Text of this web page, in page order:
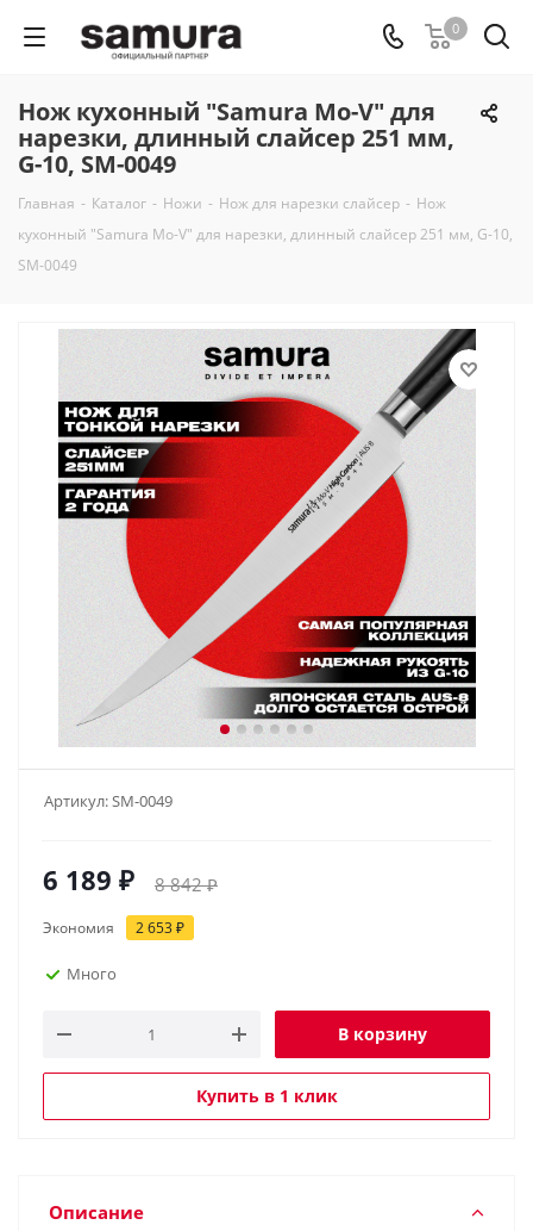
0
Нож кухонный "Samura Mo-V" для
нарезки, длинный слайсер 251 мм,
G-10, SM-0049
Главная - Каталог - Ножи - Нож для нарезки слайсер - Нож
кухонный "Samura Mo-V" для нарезки, длинный слайсер 251 мм, G-10,
SM-0049
Артикул:SM-0049
6 189 ₽ 8 842₽
Экономия 2 653₽
Много
В корзину
Купить в 1 клик
Описание